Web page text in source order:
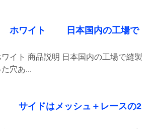
ホワイト 日本国内の工場で
イト 商品説明 日本国内の工場で縫製
穴あ...
サイドはメッシュ＋レースの2